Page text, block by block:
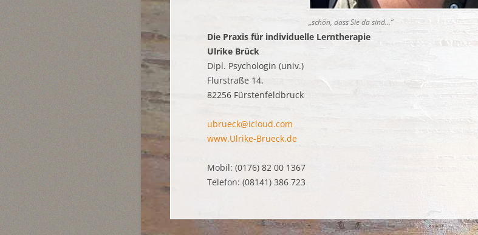
„schön, dass Sie da sind…“
Die Praxis für individuelle Lerntherapie
Ulrike Brück
Dipl. Psychologin (univ.)
Flurstraße 14,
82256 Fürstenfeldbruck
ubrueck@icloud.com
www.Ulrike-Brueck.de
Mobil: (0176) 82 00 1367
Telefon: (08141) 386 723